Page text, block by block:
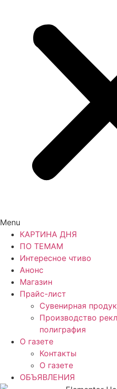
Menu
КАРТИНА ДНЯ
ПО ТЕМАМ
Интересное чтиво
Анонс
Магазин
Прайс-лист
Сувенирная
Производство
полиграфия
О газете
Контакты
О газете
ОБЪЯВЛЕНИЯ